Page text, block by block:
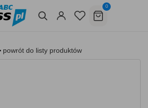
0
powrót do listy produktów